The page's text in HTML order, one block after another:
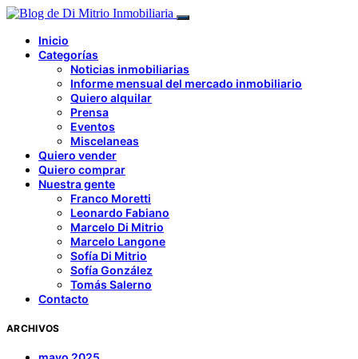
Inicio
Categorías
Noticias inmobiliarias
Informe mensual del mercado inmobiliario
Quiero alquilar
Prensa
Eventos
Miscelaneas
Quiero vender
Quiero comprar
Nuestra gente
Franco Moretti
Leonardo Fabiano
Marcelo Di Mitrio
Marcelo Langone
Sofía Di Mitrio
Sofía González
Tomás Salerno
Contacto
ARCHIVOS